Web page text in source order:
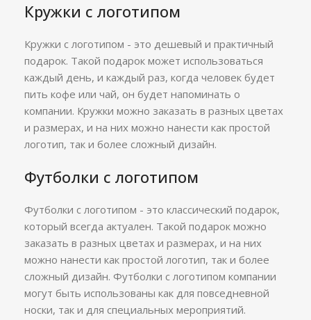
Кружки с логотипом
Кружки с логотипом - это дешевый и практичный
подарок. Такой подарок может использоваться
каждый день, и каждый раз, когда человек будет
пить кофе или чай, он будет напоминать о
компании. Кружки можно заказать в разных цветах
и размерах, и на них можно нанести как простой
логотип, так и более сложный дизайн.
Футболки с логотипом
Футболки с логотипом - это классический подарок,
который всегда актуален. Такой подарок можно
заказать в разных цветах и размерах, и на них
можно нанести как простой логотип, так и более
сложный дизайн. Футболки с логотипом компании
могут быть использованы как для повседневной
носки, так и для специальных мероприятий.